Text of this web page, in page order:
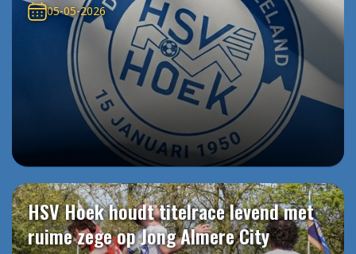
05-05-2026
HSV Hoek houdt titelrace levend met
ruime zege op Jong Almere City